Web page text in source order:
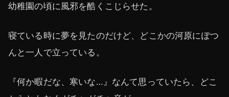
幼稚園の頃に風邪を酷くこじらせた。
寝ている時に夢を見たのだけど、どこかの河原にぽつ
んと一人で立っている。
『何か暇だな、寒いな…』なんて思っていたら、どこ